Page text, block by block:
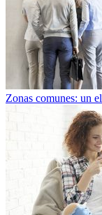
Zonas comunes: un